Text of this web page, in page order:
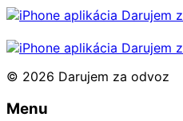
© 2026 Darujem za odvoz
Menu